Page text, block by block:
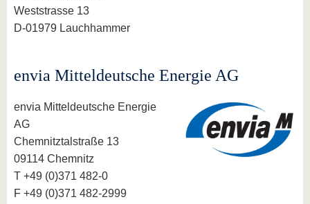
Weststrasse 13
D-01979 Lauchhammer
envia Mitteldeutsche Energie AG
envia Mitteldeutsche Energie
AG
Chemnitztalstraße 13
09114 Chemnitz
T +49 (0)371 482-0
F +49 (0)371 482-2999